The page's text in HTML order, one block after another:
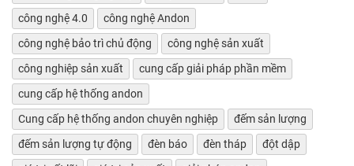
công nghệ 4.0
công nghệ Andon
công nghệ bảo trì chủ động
công nghệ sản xuất
công nghiệp sản xuất
cung cấp giải pháp phần mềm
cung cấp hệ thống andon
Cung cấp hệ thống andon chuyên nghiệp
đếm sản lượng
đếm sản lượng tự động
đèn báo đèn tháp
đột dập